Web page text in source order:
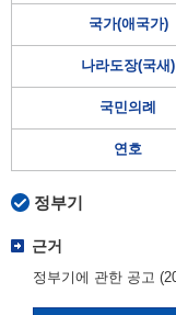
국가(애국가)
나라도장(국새)
국민의례
연호
정부기
근거
정부기에 관한 공고